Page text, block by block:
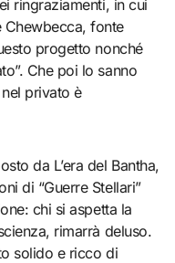
ringraziamenti, in cui
Chewbecca, fonte
progetto nonché
Che poi lo sanno
privato è
da L’era del Bantha,
di “Guerre Stellari”
chi si aspetta la
rimarrà deluso.
solido e ricco di